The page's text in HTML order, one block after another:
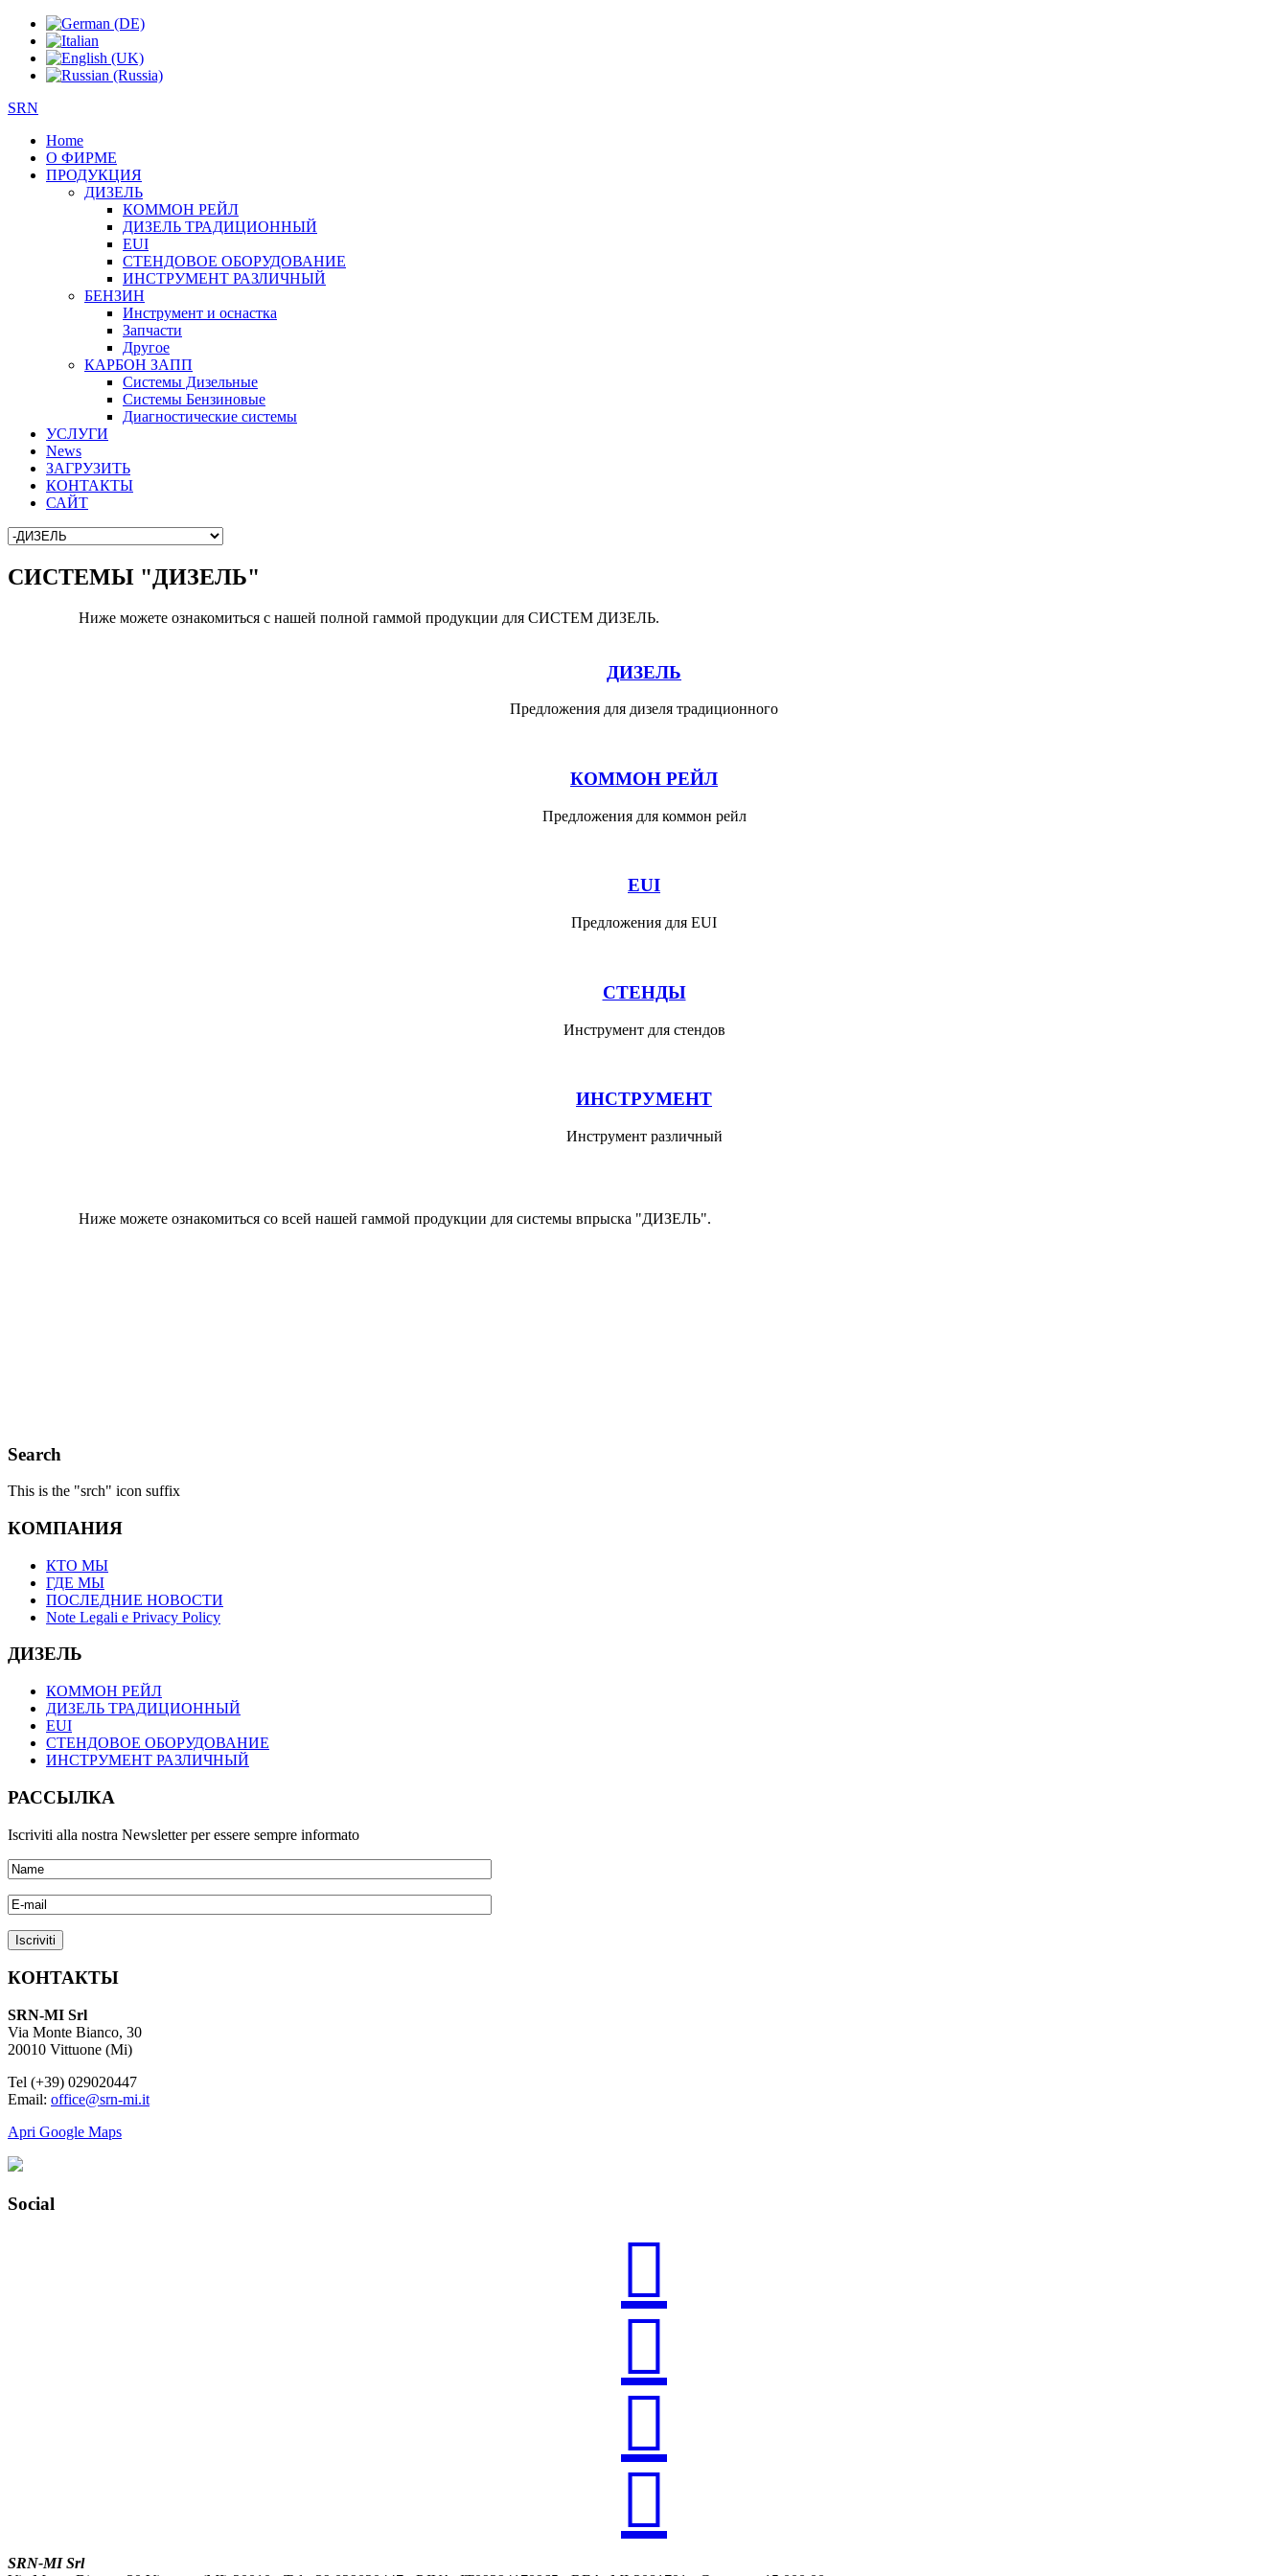
SRN
Home
О ФИРМЕ
ПРОДУКЦИЯ
ДИЗЕЛЬ
КОММОН РЕЙЛ
ДИЗЕЛЬ ТРАДИЦИОННЫЙ
EUI
СТЕНДОВОЕ ОБОРУДОВАНИЕ
ИНСТРУМЕНТ РАЗЛИЧНЫЙ
БЕНЗИН
Инструмент и оснастка
Запчасти
Другое
КАРБОН ЗАПП
Системы Дизельные
Системы Бензиновые
Диагностические системы
УСЛУГИ
News
ЗАГРУЗИТЬ
КОНТАКТЫ
САЙТ
СИСТЕМЫ "ДИЗЕЛЬ"
Ниже можете ознакомиться с нашей полной гаммой продукции для СИСТЕМ ДИЗЕЛЬ.
ДИЗЕЛЬ
Предложения для дизеля традиционного
КОММОН РЕЙЛ
Предложения для коммон рейл
EUI
Предложения для EUI
СТЕНДЫ
Инструмент для стендов
ИНСТРУМЕНТ
Инструмент различный
Ниже можете ознакомиться со всей нашей гаммой продукции для системы впрыска "ДИЗЕЛЬ".
Search
This is the "srch" icon suffix
КОМПАНИЯ
КТО МЫ
ГДЕ МЫ
ПОСЛЕДНИЕ НОВОСТИ
Note Legali e Privacy Policy
ДИЗЕЛЬ
КОММОН РЕЙЛ
ДИЗЕЛЬ ТРАДИЦИОННЫЙ
EUI
СТЕНДОВОЕ ОБОРУДОВАНИЕ
ИНСТРУМЕНТ РАЗЛИЧНЫЙ
РАССЫЛКА
Iscriviti alla nostra Newsletter per essere sempre informato
КОНТАКТЫ
SRN-MI Srl
Via Monte Bianco, 30
20010 Vittuone (Mi)
Tel (+39) 029020447
Email: office@srn-mi.it
Apri Google Maps
Social




SRN-MI Srl